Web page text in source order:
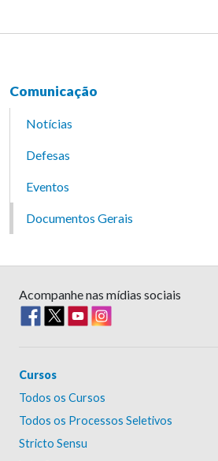
Comunicação
Notícias
Defesas
Eventos
Documentos Gerais
Acompanhe nas mídias sociais
Cursos
Todos os Cursos
Todos os Processos Seletivos
Stricto Sensu